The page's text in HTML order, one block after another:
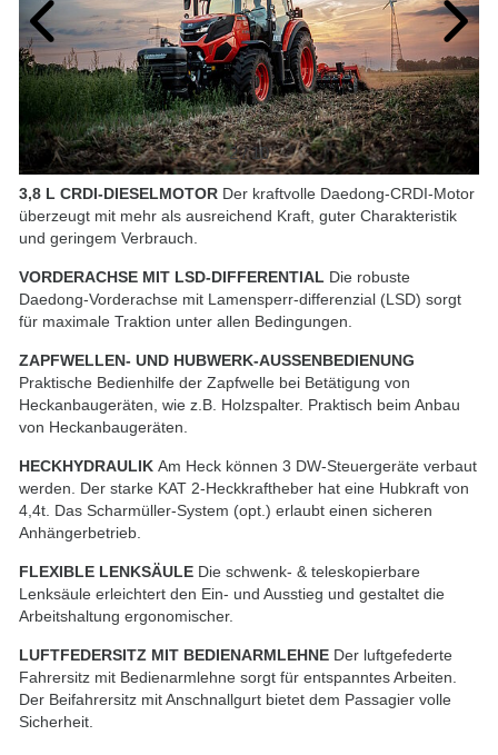
2/10
3,8 L CRDI-DIESELMOTOR Der kraftvolle Daedong-CRDI-Motor
überzeugt mit mehr als ausreichend Kraft, guter Charakteristik
und geringem Verbrauch.
VORDERACHSE MIT LSD-DIFFERENTIAL Die robuste
Daedong-Vorderachse mit Lamensperr-differenzial (LSD) sorgt
für maximale Traktion unter allen Bedingungen.
ZAPFWELLEN- UND HUBWERK-AUSSENBEDIENUNG
Praktische Bedienhilfe der Zapfwelle bei Betätigung von
Heckanbaugeräten, wie z.B. Holzspalter. Praktisch beim Anbau
von Heckanbaugeräten.
HECKHYDRAULIKAm Heck können 3 DW-Steuergeräte verbaut
werden. Der starke KAT 2-Heckkraftheber hat eine Hubkraft von
4,4t. Das Scharmüller-System (opt.) erlaubt einen sicheren
Anhängerbetrieb.
FLEXIBLE LENKSÄULE Die schwenk- & teleskopierbare
Lenksäule erleichtert den Ein- und Ausstieg und gestaltet die
Arbeitshaltung ergonomischer.
LUFTFEDERSITZ MIT BEDIENARMLEHNE Der luftgefederte
Fahrersitz mit Bedienarmlehne sorgt für entspanntes Arbeiten.
Der Beifahrersitz mit Anschnallgurt bietet dem Passagier volle
Sicherheit.